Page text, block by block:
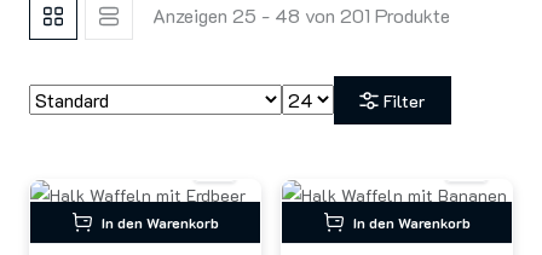
Anzeigen 25 - 48 von 201 Produkte
Filter
In den Warenkorb In den Warenkorb